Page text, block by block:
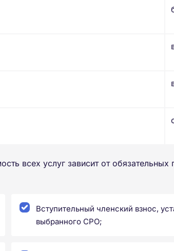
всех услуг зависит от
Вступительный членский взнос,
выбранного СРО;